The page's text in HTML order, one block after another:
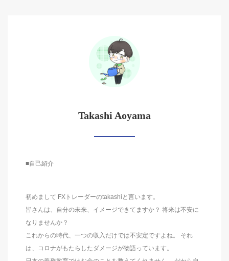
Takashi Aoyama
■自己紹介
初めまして FXトレーダーのtakashiと言います。
皆さんは、自分の未来、イメージできてますか？ 将来は不安に
なりませんか？
これからの時代、一つの収入だけでは不安定ですよね。 それ
は、コロナがもたらしたダメージが物語っています。